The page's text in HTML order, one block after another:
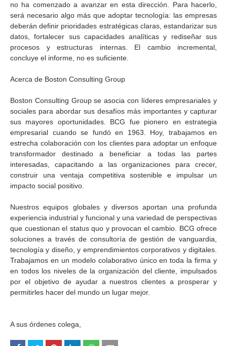
no ha comenzado a avanzar en esta dirección. Para hacerlo,
será necesario algo más que adoptar tecnología: las empresas
deberán definir prioridades estratégicas claras, estandarizar sus
datos, fortalecer sus capacidades analíticas y rediseñar sus
procesos y estructuras internas. El cambio incremental,
concluye el informe, no es suficiente.
Acerca de Boston Consulting Group
Boston Consulting Group se asocia con líderes empresariales y
sociales para abordar sus desafíos más importantes y capturar
sus mayores oportunidades. BCG fue pionero en estrategia
empresarial cuando se fundó en 1963. Hoy, trabajamos en
estrecha colaboración con los clientes para adoptar un enfoque
transformador destinado a beneficiar a todas las partes
interesadas, capacitando a las organizaciones para crecer,
construir una ventaja competitiva sostenible e impulsar un
impacto social positivo.
Nuestros equipos globales y diversos aportan una profunda
experiencia industrial y funcional y una variedad de perspectivas
que cuestionan el status quo y provocan el cambio. BCG ofrece
soluciones a través de consultoría de gestión de vanguardia,
tecnología y diseño, y emprendimientos corporativos y digitales.
Trabajamos en un modelo colaborativo único en toda la firma y
en todos los niveles de la organización del cliente, impulsados
por el objetivo de ayudar a nuestros clientes a prosperar y
permitirles hacer del mundo un lugar mejor.
A sus órdenes colega,